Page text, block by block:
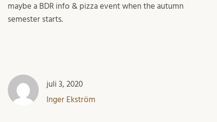
maybe a BDR info & pizza event when the autumn
semester starts.
juli 3, 2020
Inger Ekström